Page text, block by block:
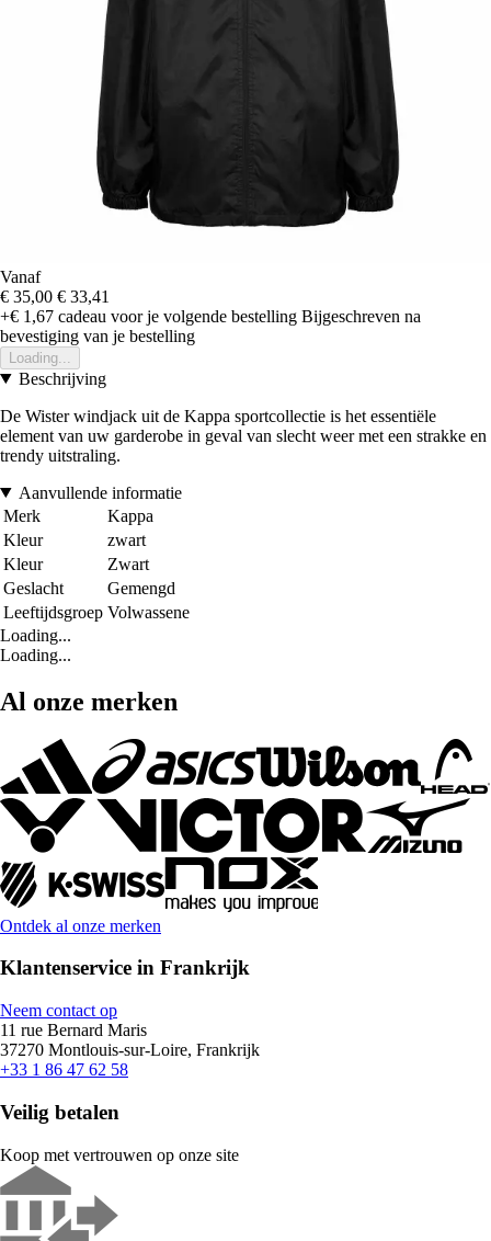
Vanaf
€ 35,00 € 33,41
+€ 1,67 cadeau voor je volgende bestelling Bijgeschreven na
bevestiging van je bestelling
Loading...
Beschrijving
De Wister windjack uit de Kappa sportcollectie is het essentiële
element van uw garderobe in geval van slecht weer met een strakke en
trendy uitstraling.
Aanvullende informatie
Merk
Kappa
Kleur
zwart
Kleur
Zwart
Geslacht
Gemengd
Leeftijdsgroep Volwassene
Loading...
Loading...
Al onze merken
Ontdek al onze merken
Klantenservice in Frankrijk
Neem contact op
11 rue Bernard Maris
37270 Montlouis-sur-Loire, Frankrijk
+33 1 86 47 62 58
Veilig betalen
Koop met vertrouwen op onze site